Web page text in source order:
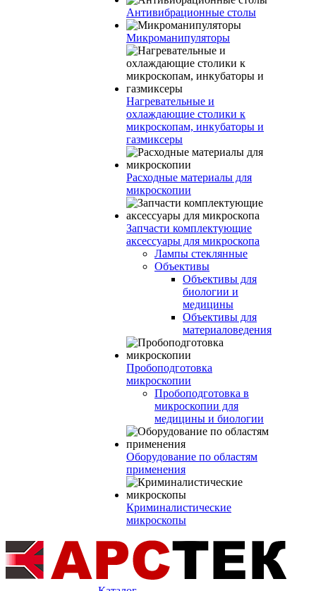
Антивибрационные столы
Микроманипуляторы
Нагревательные и
охлаждающие столики к
микроскопам, инкубаторы и
газмиксеры
Расходные материалы для
микроскопии
Запчасти комплектующие
аксессуары для микроскопа
Лампы стеклянные
Объективы
Объективы для
биологии и
медицины
Объективы для
материаловедения
Пробоподготовка
микроскопии
Пробоподготовка в
микроскопии для
медицины и биологии
Оборудование по областям
применения
Криминалистические
микроскопы